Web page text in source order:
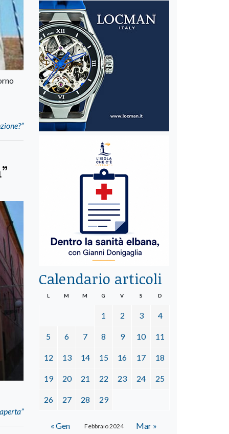
Calendario articoli
Febbraio 2024
L M M G V S D
1 2 3 4
5 6 7 8 9 10 11
12 13 14 15 16 17 18
19 20 21 22 23 24 25
26 27 28 29
« Gen Mar »